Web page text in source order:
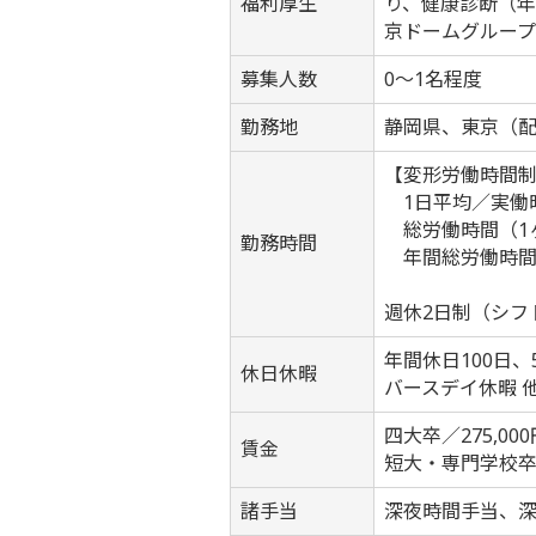
京ドームグルー
募集人数
0～1名程度
勤務地
静岡県、東京（
勤務時間
【変形労働時間
1日平均／実働
総労働時間（1
年間総労働時
週休2日制（シフ
休日休暇
年間休日100日
バースデイ休暇
賃金
四大卒／275,000
短大・専門学校
諸手当
深夜時間手当、